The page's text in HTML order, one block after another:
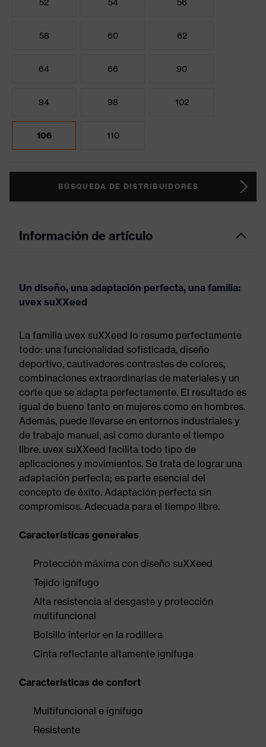
52 54 56
58 60 62
64 66 90
94 98 102
106 110
BÚSQUEDA DE DISTRIBUIDORES
Información de artículo
Un diseño, una adaptación perfecta, una familia:
uvex suXXeed
La familia uvex suXXeed lo resume perfectamente
todo: una funcionalidad sofisticada, diseño
deportivo, cautivadores contrastes de colores,
combinaciones extraordinarias de materiales y un
corte que se adapta perfectamente. El resultado es
igual de bueno tanto en mujeres como en hombres.
Además, puede llevarse en entornos industriales y
de trabajo manual, así como durante el tiempo
libre. uvex suXXeed facilita todo tipo de
aplicaciones y movimientos. Se trata de lograr una
adaptación perfecta; es parte esencial del
concepto de éxito. Adaptación perfecta sin
compromisos. Adecuada para el tiempo libre.
Características generales
Protección máxima con diseño suXXeed
Tejido ignífugo
Alta resistencia al desgaste y protección
multifuncional
Bolsillo interior en la rodillera
Cinta reflectante altamente ignífuga
Características de confort
Multifuncional e ignífugo
Resistente